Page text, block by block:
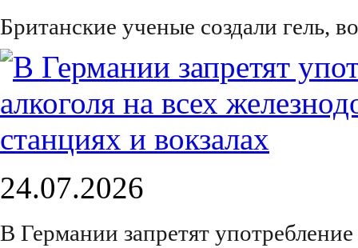
Британские ученые создали гель,
24.07.2026
В Германии запретят